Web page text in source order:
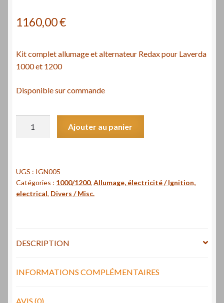
1160,00€
Kit complet allumage et alternateur Redax pour Laverda
1000 et 1200
Disponible sur commande
allumage
et
alternateur
1000
1200
Ajouter au panier
UGS : IGN005
Catégories : 1000/1200, Allumage, électricité / Ignition,
electrical, Divers / Misc.
DESCRIPTION
INFORMATIONS COMPLÉMENTAIRES
AVIS (0)